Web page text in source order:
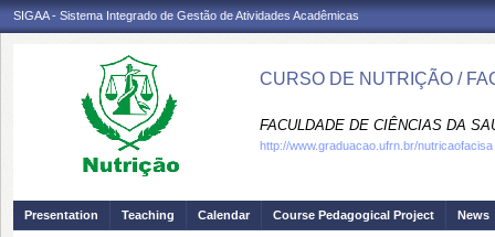
SIGAA - Sistema Integrado de Gestão de Atividades Acadêmicas
CURSO DE NUTRIÇÃO /
FACULDADE DE CIÊNCIAS DA
http://www.graduacao.ufrn.br/nutricaofacisa
Presentation Teaching Calendar Course Pedagogical Project News